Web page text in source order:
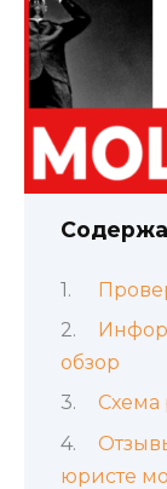
обзор
Схема
юристе